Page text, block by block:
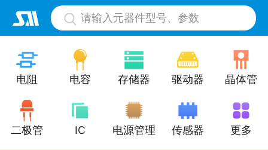
请输入元器件型号、参数
电阻 电容 存储器 驱动器 晶体管
二极管 IC 电源管理 传感器 更多